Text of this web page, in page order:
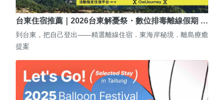
台東住宿推薦｜2026台東解憂祭・數位排毒離線假期 …
到台東，把自己登出——精選離線住宿．東海岸秘境．離島療癒
提案